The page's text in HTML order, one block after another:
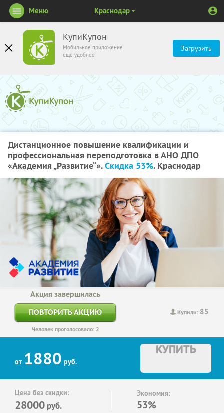
КупиКупон
Мобильное приложение
ещё удобнее
Загрузить
Меню Краснодар
Дистанционное повышение квалификации и
профессиональная переподготовка в АНО ДПО
«Академия „Развитие“».Скидка 53%. Краснодар
Купили: 85
Акция завершилась
ПОВТОРИТЬ АКЦИЮ
Человек проголосовало: 2
от 1880 руб.
КУПИТЬ
Цена без скидки:
28000 руб.
Экономия:
53%